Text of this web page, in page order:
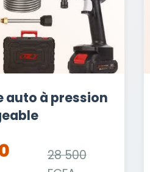
auto à pression
28 500